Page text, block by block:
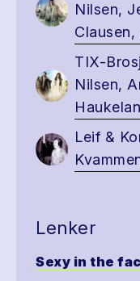
Nilsen,
TIX-
Nilsen,
Leif &
Lenker
Sexy in the